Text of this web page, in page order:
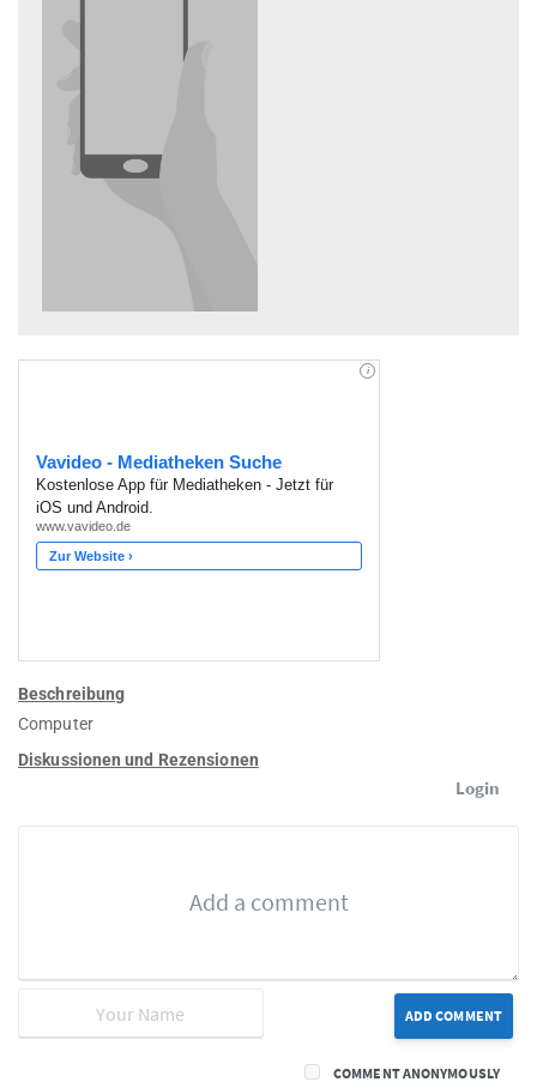
Beschreibung
Computer
Diskussionen und Rezensionen
Login
ADD COMMENT
COMMENT ANONYMOUSLY